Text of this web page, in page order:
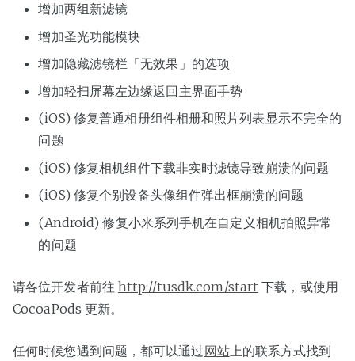
增加两组新滤镜
增加圣光功能模块
增加隐藏滤镜栏「无效果」的选项
增加轻扫屏幕左边缘返回主界面手势
(iOS) 修复普通相册组件相册和照片列表显示不完全的
问题
(iOS) 修复相机组件下载非实时滤镜导致崩溃的问题
(iOS) 修复个别设备头像组件弹出框崩溃的问题
(Android) 修复小米系列手机在自定义相机拍照异常
的问题
请各位开发者前往 http://tusdk.com/start 下载，或使用
CocoaPods 更新。
任何时候您遇到问题，都可以通过网站上的联系方式找到